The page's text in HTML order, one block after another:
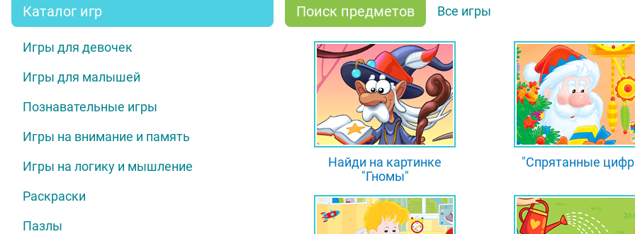
Каталог игр
Игры для девочек
Игры для малышей
Познавательные игры
Игры на внимание и память
Игры на логику и мышление
Раскраски
Пазлы
Поиск предметов Все игры
Найди на картинке
"Гномы"
"Спрятанные